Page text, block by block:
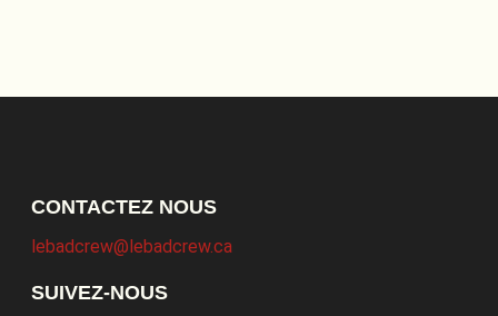
CONTACTEZ NOUS
lebadcrew@lebadcrew.ca
SUIVEZ-NOUS